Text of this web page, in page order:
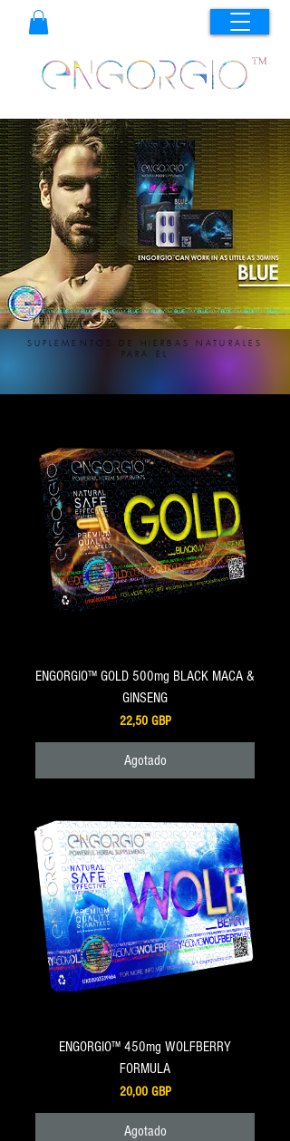
SUPLEMENTOS DE HIERBAS NATURALES
PARA ÉL
ENGORGIO™ GOLD 500mg BLACK MACA &
GINSENG
Precio
22,50 GBP
Agotado
ENGORGIO™ 450mg WOLFBERRY
FORMULA
Precio
20,00 GBP
Agotado